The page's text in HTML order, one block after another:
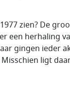
zien? De
een herhaling
gingen ieder
ligt